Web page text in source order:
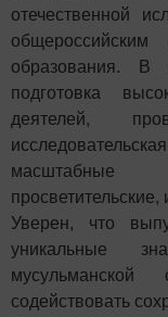
отечественной
общероссийским
образования. В
подготовка
деятелей,
масштабные
Уверен, что
уникальные
содействовать